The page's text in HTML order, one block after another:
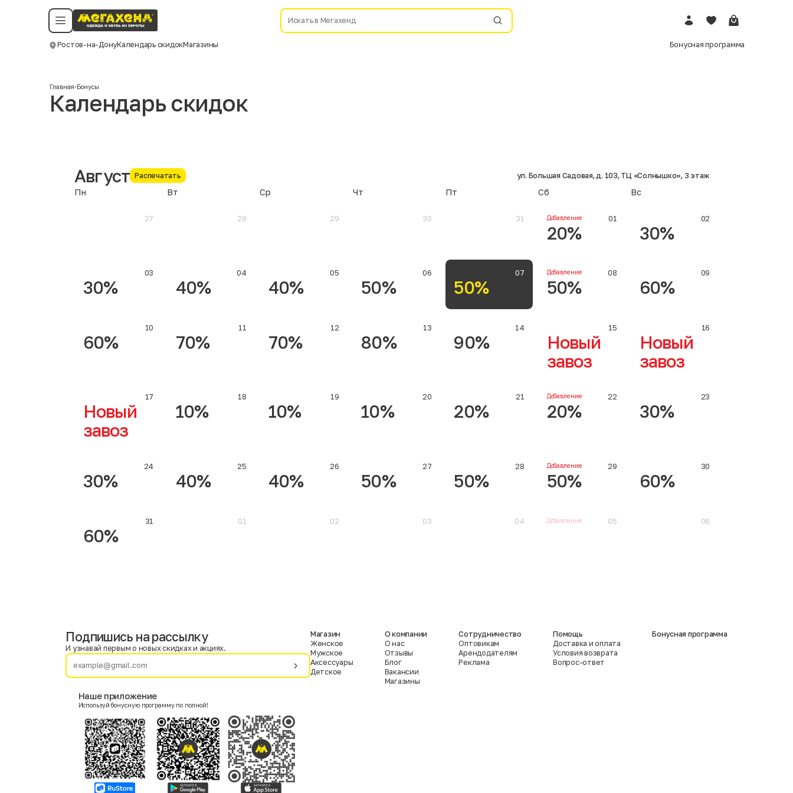
Ростов-на-ДонуКалендарь скидокМагазины Бонусная программа
Политика конфиденциальности
©️ Мегахенд 2026. Все права защищены.
Смотреть все даты
Главная-Бонусы
Календарь скидок
Август Распечатать ул. Большая Садовая, д. 103, ТЦ «Солнышко», 3 этаж
Пн Вт Ср Чт Пт Сб Вс
27 28 29 30 31 Добавление 01
20%
02
30%
03
30%
04
40%
05
40%
06
50%
07
50%
Добавление 08
50%
09
60%
10
60%
11
70%
12
70%
13
80%
14
90%
15
Новый
завоз
16
Новый
завоз
17
Новый
завоз
18
10%
19
10%
20
10%
21
20%
Добавление 22
20%
23
30%
24
30%
25
40%
26
40%
27
50%
28
50%
Добавление 29
50%
30
60%
31
60%
01 02 03 04 Добавление 05 06
Фамилия
Женский
Согласие на получение чеков по электронной почте
Подпишись на рассылку
И узнавай первым о новых скидках и акциях.
Наше приложение
Используй бонусную программу по полной!
Магазин
Женское
Мужское
Аксессуары
Детское
О компании
О нас
Отзывы
Блог
Вакансии
Магазины
Сотрудничество
Оптовикам
Арендодателям
Реклама
Помощь
Доставка и оплата
Условия возврата
Вопрос-ответ
Бонусная программа